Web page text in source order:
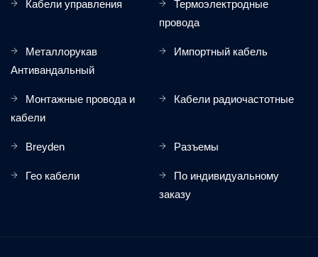
Кабели управления
Термоэлектродные
провода
Металлорукав
Антивандальный
Импортный кабель
Монтажные провода и
кабели
Кабели радиочастотные
Breyden Разъемы
Гео кабели
По индивидуальному
заказу